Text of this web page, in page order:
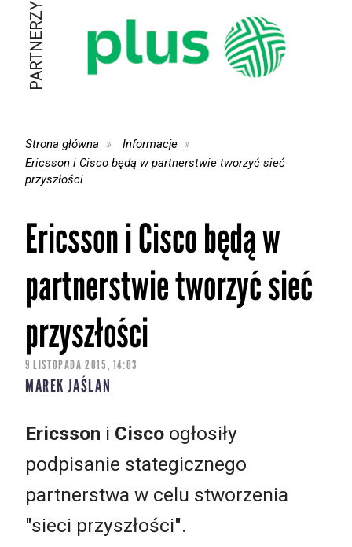
PARTNERZY
Strona główna
Informacje
Ericsson i Cisco będą w partnerstwie tworzyć sieć
przyszłości
Ericsson i Cisco będą w
partnerstwie tworzyć sieć
przyszłości
9 LISTOPADA 2015, 14:03
MAREK JAŚLAN
Ericsson i Cisco ogłosiły
podpisanie stategicznego
partnerstwa w celu stworzenia
"sieci przyszłości".